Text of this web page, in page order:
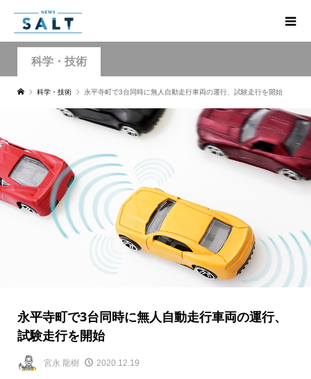
科学・技術
科学・技術 永平寺町で3台同時に無人自動走行車両の運行、試験走行を開始
永平寺町で3台同時に無人自動走行車両の運行、
試験走行を開始
宮永 龍樹 2020.12.19